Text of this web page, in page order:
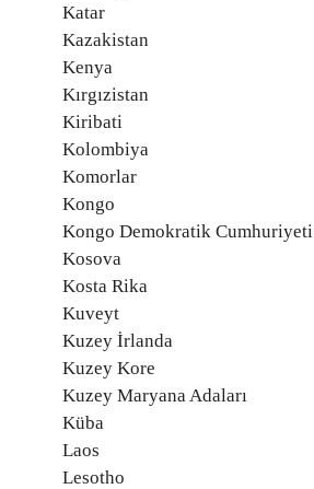
Katar
Kazakistan
Kenya
Kırgızistan
Kiribati
Kolombiya
Komorlar
Kongo
Kongo Demokratik Cumhuriyeti
Kosova
Kosta Rika
Kuveyt
Kuzey İrlanda
Kuzey Kore
Kuzey Maryana Adaları
Küba
Laos
Lesotho